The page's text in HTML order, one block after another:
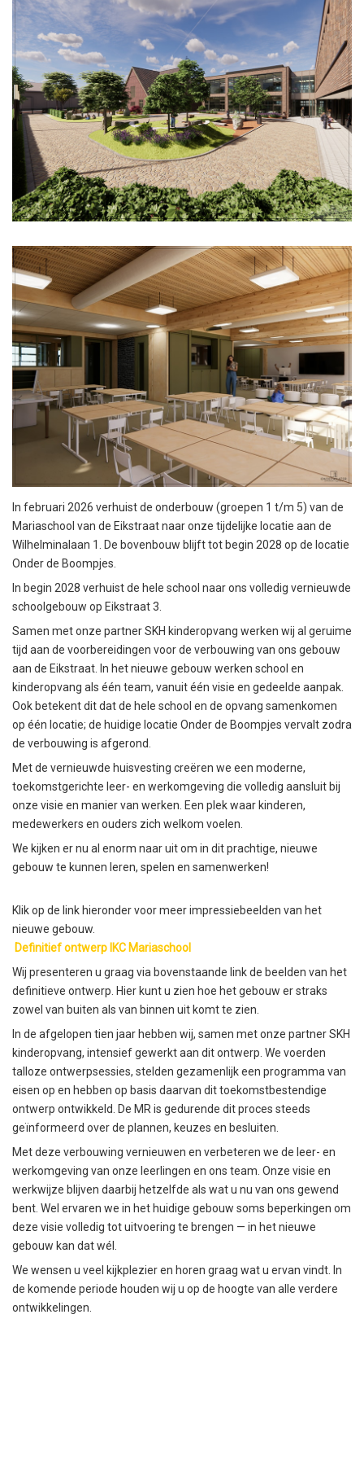
In februari 2026 verhuist de onderbouw (groepen 1 t/m 5) van de
Mariaschool van de Eikstraat naar onze tijdelijke locatie aan de
Wilhelminalaan 1. De bovenbouw blijft tot begin 2028 op de locatie
Onder de Boompjes.
In begin 2028 verhuist de hele school naar ons volledig vernieuwde
schoolgebouw op Eikstraat 3.
Samen met onze partner SKH kinderopvang werken wij al geruime
tijd aan de voorbereidingen voor de verbouwing van ons gebouw
aan de Eikstraat. In het nieuwe gebouw werken school en
kinderopvang als één team, vanuit één visie en gedeelde aanpak.
Ook betekent dit dat de hele school en de opvang samenkomen
op één locatie; de huidige locatie Onder de Boompjes vervalt zodra
de verbouwing is afgerond.
Met de vernieuwde huisvesting creëren we een moderne,
toekomstgerichte leer- en werkomgeving die volledig aansluit bij
onze visie en manier van werken. Een plek waar kinderen,
medewerkers en ouders zich welkom voelen.
We kijken er nu al enorm naar uit om in dit prachtige, nieuwe
gebouw te kunnen leren, spelen en samenwerken!
Klik op de link hieronder voor meer impressiebeelden van het
nieuwe gebouw.
Definitief ontwerp IKC Mariaschool
Wij presenteren u graag via bovenstaande link de beelden van het
definitieve ontwerp. Hier kunt u zien hoe het gebouw er straks
zowel van buiten als van binnen uit komt te zien.
In de afgelopen tien jaar hebben wij, samen met onze partner SKH
kinderopvang, intensief gewerkt aan dit ontwerp. We voerden
talloze ontwerpsessies, stelden gezamenlijk een programma van
eisen op en hebben op basis daarvan dit toekomstbestendige
ontwerp ontwikkeld. De MR is gedurende dit proces steeds
geïnformeerd over de plannen, keuzes en besluiten.
Met deze verbouwing vernieuwen en verbeteren we de leer- en
werkomgeving van onze leerlingen en ons team. Onze visie en
werkwijze blijven daarbij hetzelfde als wat u nu van ons gewend
bent. Wel ervaren we in het huidige gebouw soms beperkingen om
deze visie volledig tot uitvoering te brengen — in het nieuwe
gebouw kan dat wél.
We wensen u veel kijkplezier en horen graag wat u ervan vindt. In
de komende periode houden wij u op de hoogte van alle verdere
ontwikkelingen.